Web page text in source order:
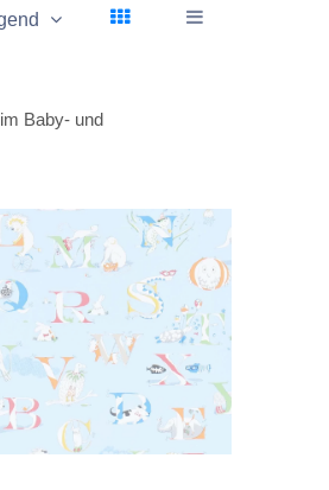
Baby- und